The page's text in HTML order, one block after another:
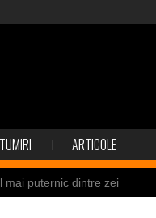
ARTICOLE
mai puternic dintre zei